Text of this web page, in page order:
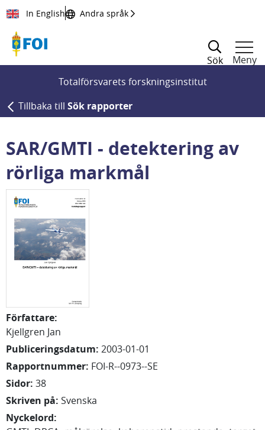
Till innehållet
In English Andra språk
Sök
Meny
Totalförsvarets forskningsinstitut
Tillbaka till Sök rapporter
SAR/GMTI - detektering av
rörliga markmål
Författare:
Kjellgren Jan
Publiceringsdatum: 2003-01-01
Rapportnummer: FOI-R--0973--SE
Sidor: 38
Skriven på: Svenska
Nyckelord: